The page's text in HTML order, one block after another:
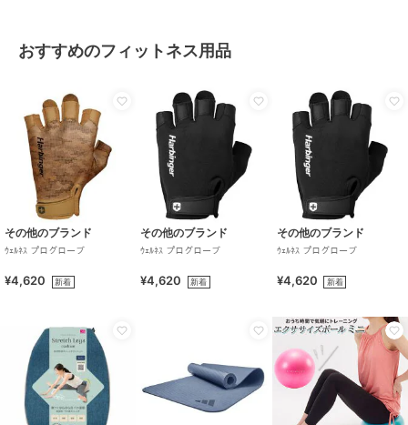
おすすめのフィットネス用品
その他のブランド
ｳｪﾙﾈｽ プログローブ
¥4,620 新着
その他のブランド
ｳｪﾙﾈｽ プログローブ
¥4,620 新着
その他のブランド
ｳｪﾙﾈｽ プログローブ
¥4,620 新着